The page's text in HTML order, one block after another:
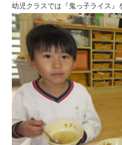
幼児クラスでは『鬼っ子ライス』